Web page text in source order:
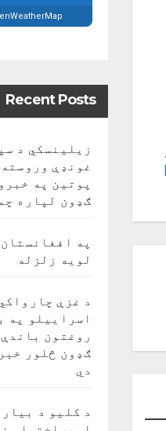
Recent Posts
زیلینسکي د
غونډې
پوتین په
ګډون لپاره
په
لویه زلزله
د غزې
اسراییلو په
ګډون څلور
دي
د کلیو د